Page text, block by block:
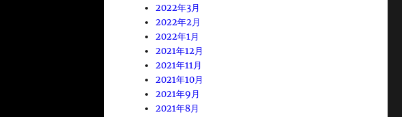
2022年3月
2022年2月
2022年1月
2021年12月
2021年11月
2021年10月
2021年9月
2021年8月